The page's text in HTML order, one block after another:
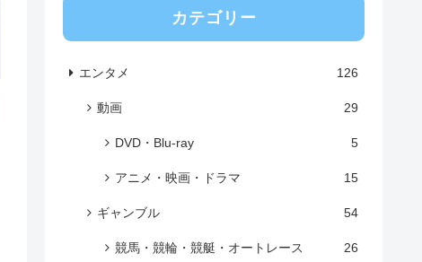
カテゴリー
エンタメ 126
動画 29
DVD・Blu-ray 5
アニメ・映画・ドラマ 15
ギャンブル 54
競馬・競輪・競艇・オートレース 26